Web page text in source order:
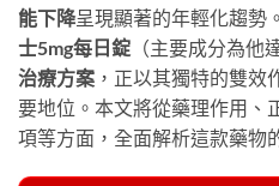
能下降呈現顯著的年輕化趨勢
士5mg每日錠 （主要成分為他
治療方案 ，正以其獨特的雙效
要地位。本文將從藥理作用、
項等方面，全面解析這款藥物